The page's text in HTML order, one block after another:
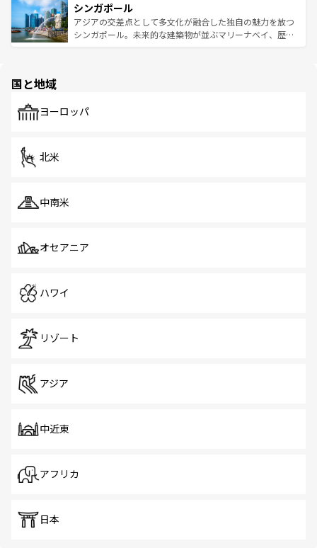
参照してほしい。
激する。気候は一年中温暖で、どの季節にも異なる楽しみ
が待っている。親しみやすいタイの人々、仏教を中心とし
た文化、そして多様な観光資源が、訪れる旅人を魅了し続
み、どこを訪れても感動するはず。観光スポットが密集し
ており、効率よく見どころを回れるのも魅力。息をのむよ
うな絶景から文化的な体験まで、香港を存分に楽しみ尽く
シンガポール
アジアの交差点として多文化が融合した独自の魅力を放つ
シンガポール。未来的な建築物が並ぶマリーナベイ、歴史
で、ホーカーズは地元の風情を楽しめる外せないスポット
国と地域
ヨーロッパ
北米
中南米
オセアニア
ハワイ
リゾート
アジア
中近東
アフリカ
日本